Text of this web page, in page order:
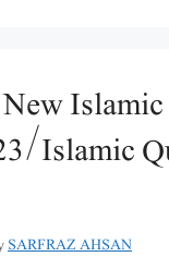
Islamic
SARFRAZ AHSAN